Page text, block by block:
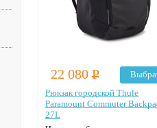
22 080 Р
Рюкзак городской Thule
Paramount Commuter
27L